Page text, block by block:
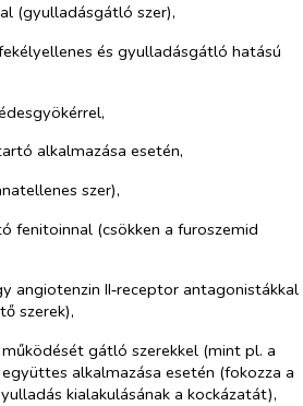
(gyulladásgátló szer),
és gyulladásgátló hatású
alkalmazása esetén,
szer),
fenitoinnal (csökken a furoszemid
angiotenzin II‑receptor antagonistákkal
szerek),
gátló szerekkel (mint pl. a
alkalmazása esetén (fokozza a
kialakulásának a kockázatát),